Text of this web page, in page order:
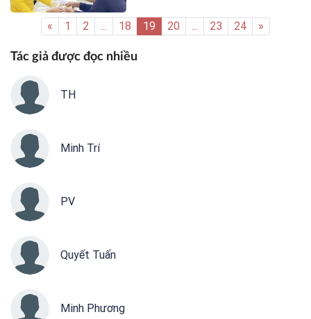
« 1 2 ... 18 19 20 ... 23 24 »
Tác giả được đọc nhiều
TH
Minh Trí
PV
Quyết Tuấn
Minh Phương